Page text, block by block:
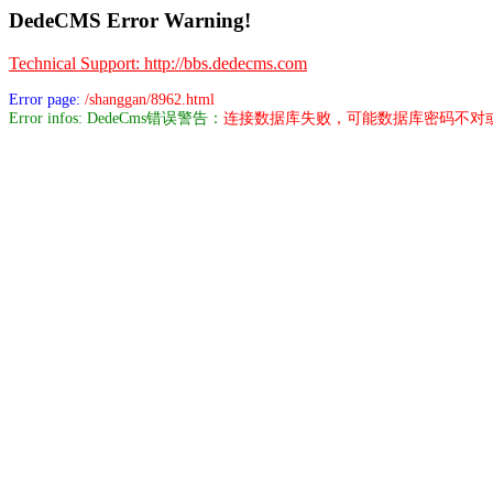
DedeCMS Error Warning!
Technical Support: http://bbs.dedecms.com
Error page: /shanggan/8962.html
Error infos: DedeCms错误警告： 连接数据库失败，可能数据库密码不对